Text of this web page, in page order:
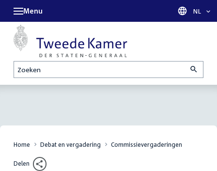
Zoeken
Menu Taal
NL
Home Debat en vergadering Commissievergaderingen
Delen